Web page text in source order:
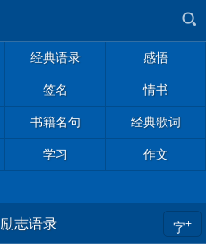
经典语录 感悟
签名 情书
书籍名句 经典歌词
学习 作文
励志语录 字+